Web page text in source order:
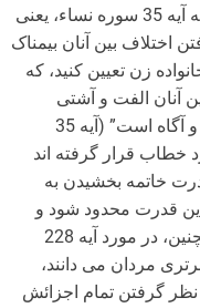
دهد. چنین چیزی وقتی روشن می شود که آیه 35 سوره نساء، یعنی
اختلاف بین آنان بیمناک
زن تعیین کنید، که
آنان الفت و آشتى
برقرار خواهد ساخت، چرا که خداوند دانا و آگاه است‏” (آیه 35
مورد خطاب قرار گرفته اند
خاتمه بخشیدن به
این قدرت محدود شود و
فرصتی برای حفظ ازدواج فراهم آید. همچنین، در مورد آیه 228
بر برتری مردان می دانند،
نظر گرفتن تمام اجزائش